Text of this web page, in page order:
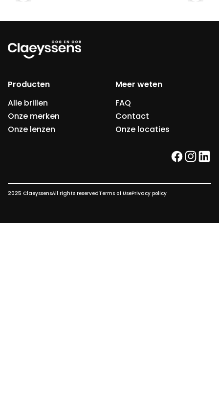
Producten
Alle brillen
Onze merken
Onze lenzen
Meer weten
FAQ
Contact
Onze locaties
facebook
2025 ClaeyssensAll rights reservedTerms of UsePrivacy policy